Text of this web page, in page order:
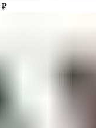
₽